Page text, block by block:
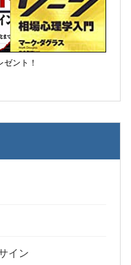
ント！
イン